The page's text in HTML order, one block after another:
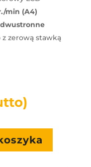
min (A4)
zerową stawką